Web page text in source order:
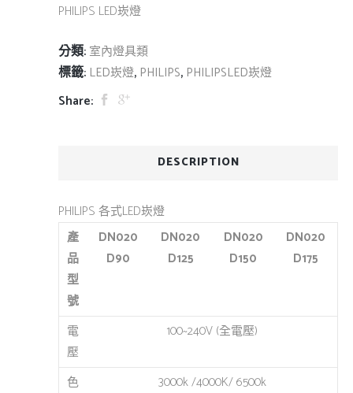
PHILIPS LED崁燈
分類: 室內燈具類
標籤: LED崁燈, PHILIPS, PHILIPSLED崁燈
Share:
DESCRIPTION
PHILIPS 各式LED崁燈
產
品
型
號
DN020
D90
DN020
D125
DN020
D150
DN020
D175
電
壓
100~240V (全電壓)
色
3000k /4000K/ 6500k